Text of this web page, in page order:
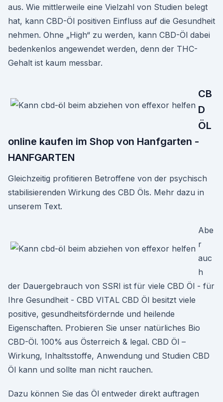
aus. Wie mittlerweile eine Vielzahl von Studien belegt
hat, kann CBD-Öl positiven Einfluss auf die Gesundheit
nehmen. Ohne „High“ zu werden, kann CBD-Öl dabei
bedenkenlos angewendet werden, denn der THC-
Gehalt ist kaum messbar.
CB
D
ÖL
online kaufen im Shop von Hanfgarten -
HANFGARTEN
Gleichzeitig profitieren Betroffene von der psychisch
stabilisierenden Wirkung des CBD Öls. Mehr dazu in
unserem Text.
Abe
r
auc
h
der Dauergebrauch von SSRI ist für viele CBD Öl - für
Ihre Gesundheit - CBD VITAL CBD Öl besitzt viele
positive, gesundheitsfördernde und heilende
Eigenschaften. Probieren Sie unser natürliches Bio
CBD-Öl. 100% aus Österreich & legal. CBD Öl –
Wirkung, Inhaltsstoffe, Anwendung und Studien CBD
Öl kann und sollte man nicht rauchen.
Dazu können Sie das Öl entweder direkt auftragen